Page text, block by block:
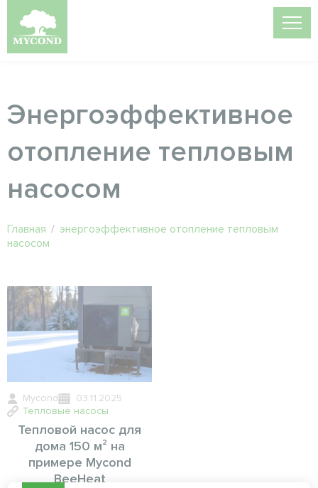
Энергоэффективное
отопление тепловым
насосом
Главная / энергоэффективное отопление тепловым
насосом
Mycond
03.11.2025
Тепловые насосы
Тепловой насос для
дома 150 м² на
примере Mycond
BeeHeat